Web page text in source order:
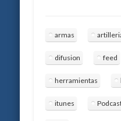
armas
difusion feed
herramientas
itunes